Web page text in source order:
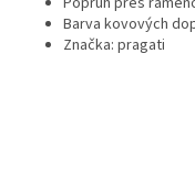
Barva kovových
Značka: pragati